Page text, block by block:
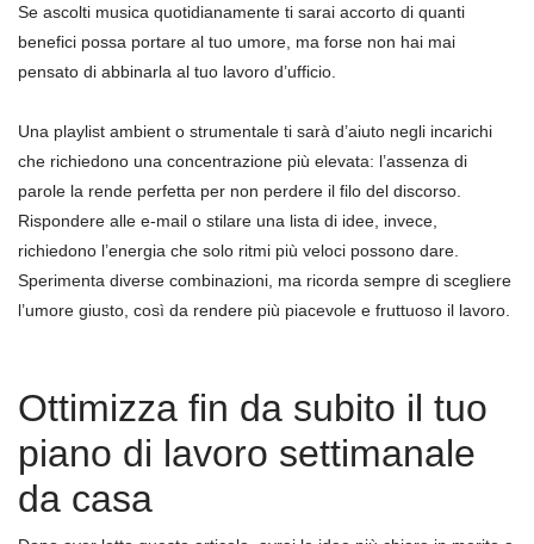
Se ascolti musica quotidianamente ti sarai accorto di quanti
benefici possa portare al tuo umore, ma forse non hai mai
pensato di abbinarla al tuo lavoro d’ufficio.
Una playlist ambient o strumentale ti sarà d’aiuto negli incarichi
che richiedono una concentrazione più elevata: l’assenza di
parole la rende perfetta per non perdere il filo del discorso.
Rispondere alle e-mail o stilare una lista di idee, invece,
richiedono l’energia che solo ritmi più veloci possono dare.
Sperimenta diverse combinazioni, ma ricorda sempre di scegliere
l’umore giusto, così da rendere più piacevole e fruttuoso il lavoro.
Ottimizza fin da subito il tuo
piano di lavoro settimanale
da casa